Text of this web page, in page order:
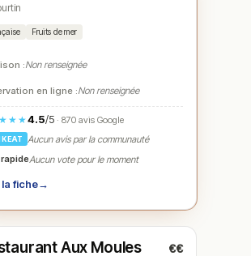
Fruits de mer
:Non renseignée
en ligne :Non renseignée
4.5/5 · 870 avis Google
Aucun avis par la communauté
Aucun vote pour le moment
fiche→
5
(12:00 – 14:00, 18:30 – 22:00)
Aux Moules €€